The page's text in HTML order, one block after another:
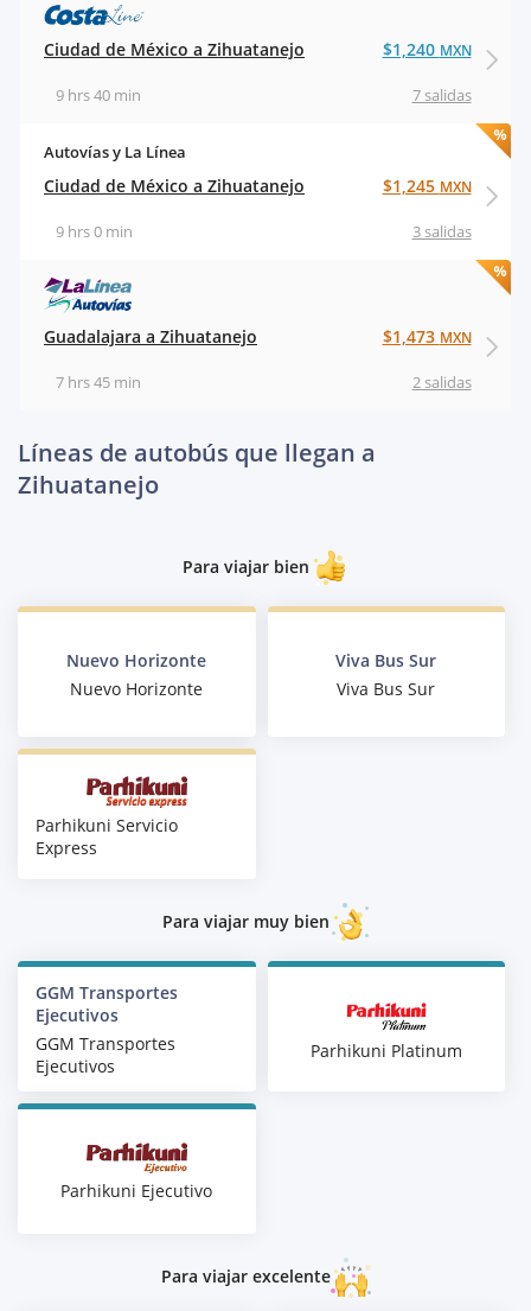
Ciudad de México a Zihuatanejo
7 salidas
9 hrs 40 min
$1,240 MXN
Autovías y La Línea
Ciudad de México a Zihuatanejo
3 salidas
9 hrs 0 min
$1,245 MXN
Guadalajara a Zihuatanejo
2 salidas
7 hrs 45 min
$1,473 MXN
Líneas de autobús que llegan a
Zihuatanejo
Para viajar bien
Nuevo Horizonte
Nuevo Horizonte
Viva Bus Sur
Viva Bus Sur
Parhikuni Servicio
Express
Para viajar muy bien
GGM Transportes
Ejecutivos
GGM Transportes
Ejecutivos
Parhikuni Platinum
Parhikuni Ejecutivo
Para viajar excelente